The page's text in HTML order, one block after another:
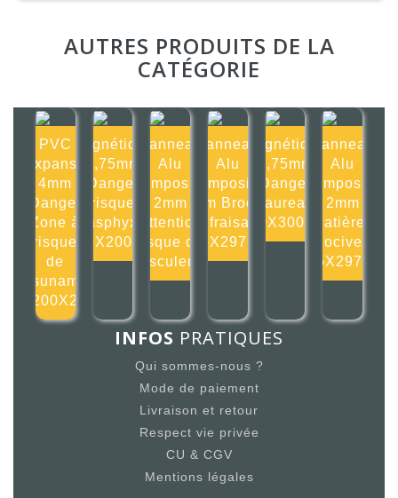
AUTRES PRODUITS DE LA
CATÉGORIE
PVC
Expansé
4mm
Danger
Zone à
risque
de
tsunami
200X2
Magnétique
0,75mm
Danger
risque
d'asphyxie
200X200mm
Panneau
Alu
composite
2mm
Attention
risque de
basculeme
Panneau
Alu
composite
2mm Broche
de fraisage
105X297mm
Magnétique
0,75mm
Danger
Taureau
300X300mm
Panneau
Alu
composite
2mm
Matières
nocives
105X297mm
INFOS PRATIQUES
Qui sommes-nous ?
Mode de paiement
Livraison et retour
Respect vie privée
CU & CGV
Mentions légales